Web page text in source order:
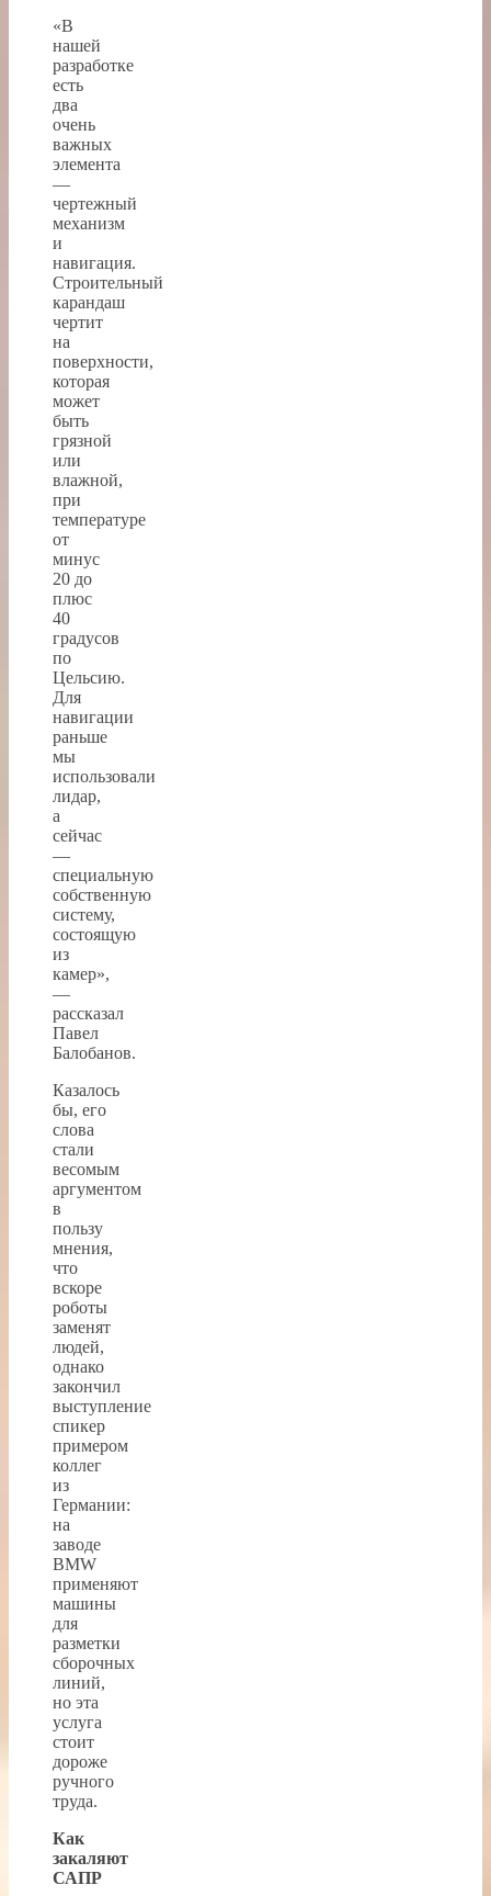
«В
нашей
разработке
есть
два
очень
важных
элемента
—
чертежный
механизм
и
навигация.
Строительный
карандаш
чертит
на
поверхности,
которая
может
быть
грязной
или
влажной,
при
температуре
от
минус
20 до
плюс
40
градусов
по
Цельсию.
Для
навигации
раньше
мы
использовали
лидар,
а
сейчас
—
специальную
собственную
систему,
состоящую
из
камер»,
—
рассказал
Павел
Балобанов.
Казалось
бы, его
слова
стали
весомым
аргументом
в
пользу
мнения,
что
вскоре
роботы
заменят
людей,
однако
закончил
выступление
спикер
примером
коллег
из
Германии:
на
заводе
BMW
применяют
машины
для
разметки
сборочных
линий,
но эта
услуга
стоит
дороже
ручного
труда.
Как
закаляют
САПР